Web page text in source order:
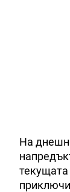
На
текущата